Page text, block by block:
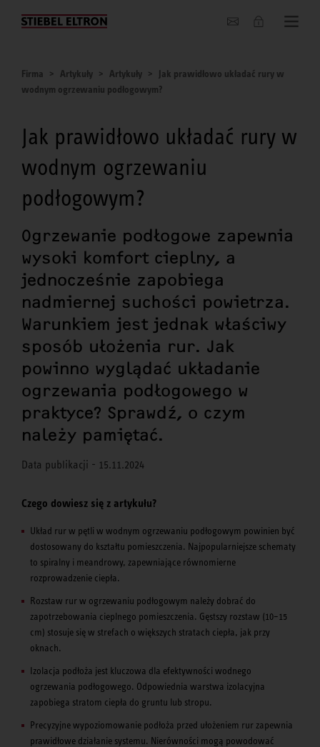
O nas
Firma Artykuły Artykuły
Jak prawidłowo układać rury w
wodnym ogrzewaniu podłogowym?
Jak prawidłowo układać rury w
wodnym ogrzewaniu
podłogowym?
Ogrzewanie podłogowe zapewnia
wysoki komfort cieplny, a
jednocześnie zapobiega
nadmiernej suchości powietrza.
Warunkiem jest jednak właściwy
sposób ułożenia rur. Jak
powinno wyglądać układanie
ogrzewania podłogowego w
praktyce? Sprawdź, o czym
należy pamiętać.
Data publikacji - 15.11.2024
Czego dowiesz się z artykułu?
Układ rur w pętli w wodnym ogrzewaniu podłogowym powinien być
dostosowany do kształtu pomieszczenia. Najpopularniejsze schematy
to spiralny i meandrowy, zapewniające równomierne
rozprowadzenie ciepła.
Rozstaw rur w ogrzewaniu podłogowym należy dobrać do
zapotrzebowania cieplnego pomieszczenia. Gęstszy rozstaw (10–15
cm) stosuje się w strefach o większych stratach ciepła, jak przy
oknach.
Izolacja podłoża jest kluczowa dla efektywności wodnego
ogrzewania podłogowego. Odpowiednia warstwa izolacyjna
zapobiega stratom ciepła do gruntu lub stropu.
Precyzyjne wypoziomowanie podłoża przed ułożeniem rur zapewnia
prawidłowe działanie systemu. Nierówności mogą powodować